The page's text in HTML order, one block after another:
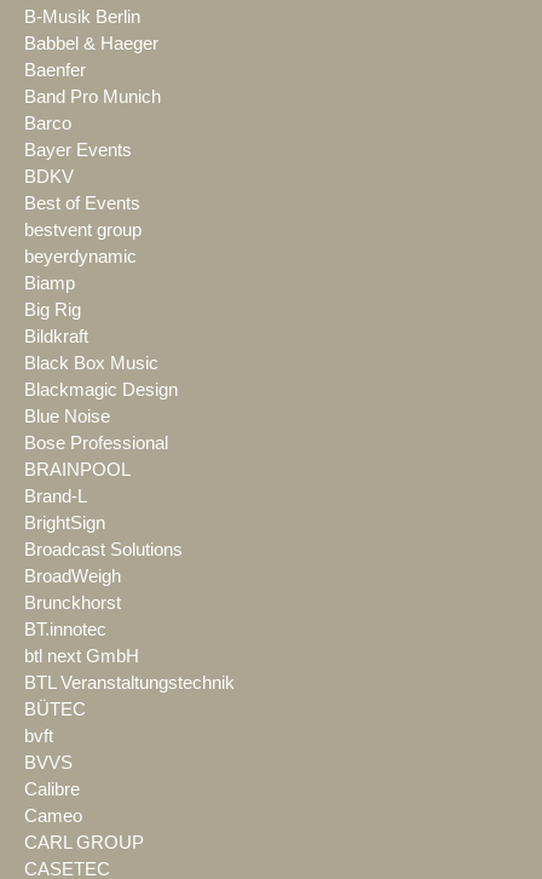
B-Musik Berlin
Babbel & Haeger
Baenfer
Band Pro Munich
Barco
Bayer Events
BDKV
Best of Events
bestvent group
beyerdynamic
Biamp
Big Rig
Bildkraft
Black Box Music
Blackmagic Design
Blue Noise
Bose Professional
BRAINPOOL
Brand-L
BrightSign
Broadcast Solutions
BroadWeigh
Brunckhorst
BT.innotec
btl next GmbH
BTL Veranstaltungstechnik
BÜTEC
bvft
BVVS
Calibre
Cameo
CARL GROUP
CASETEC